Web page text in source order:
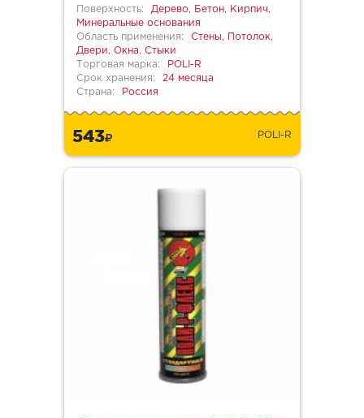
Поверхность:
Дерево, Бетон, Кирпич,
Минеральные основания
Область применения:
Стены, Потолок,
Двери, Окна, Стыки
Торговая марка:
POLI-R
Срок хранения:
24 месяца
Страна:
Россия
543 POLI-R